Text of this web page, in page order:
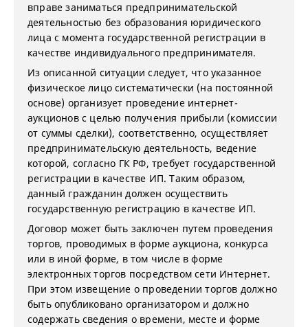
вправе заниматься предпринимательской
деятельностью без образования юридического
лица с момента государственной регистрации в
качестве индивидуального предпринимателя.
Из описанной ситуации следует, что указанное
физическое лицо систематически (на постоянной
основе) организует проведение интернет-
аукционов с целью получения прибыли (комиссии
от суммы сделки), соответственно, осуществляет
предпринимательскую деятельность, ведение
которой, согласно ГК РФ, требует государственной
регистрации в качестве ИП. Таким образом,
данный гражданин должен осуществить
государственную регистрацию в качестве ИП.
Договор может быть заключен путем проведения
торгов, проводимых в форме аукциона, конкурса
или в иной форме, в том числе в форме
электронных торгов посредством сети Интернет.
При этом извещение о проведении торгов должно
быть опубликовано организатором и должно
содержать сведения о времени, месте и форме